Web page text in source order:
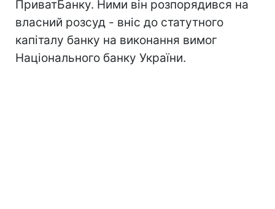
ПриватБанку. Ними він розпорядився на
власний розсуд - вніс до статутного
капіталу банку на виконання вимог
Національного банку України.